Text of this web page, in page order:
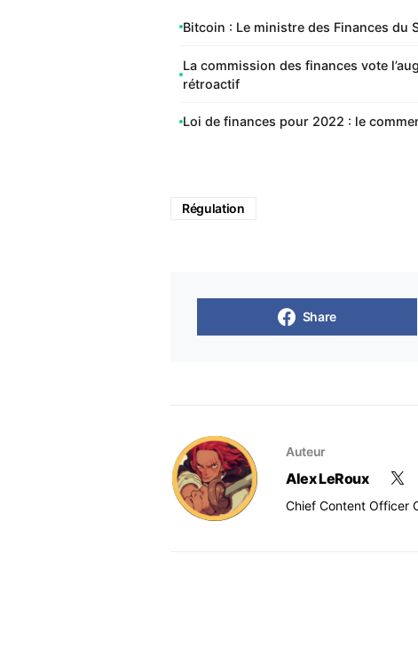
Bitcoin : Le ministre des Finances du
La commission des finances vote
rétroactif
Loi de finances pour 2022 : le
Régulation
Share
Auteur
Alex LeRoux
Chief Content Officer